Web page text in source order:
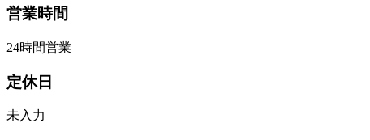
営業時間
24時間営業
定休日
未入力